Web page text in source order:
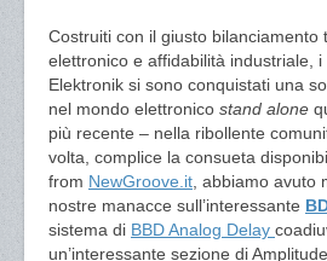
Costruiti con il giusto bilanciamento
elettronico e affidabilità industriale, i
Elektronik si sono conquistati una
nel mondo elettronico stand alone
più recente – nella ribollente
volta, complice la consueta
from NewGroove.it , abbiamo avuto
nostre manacce sull’interessante
sistema di BBD Analog Delay
un’interessante sezione di